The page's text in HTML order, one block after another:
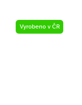
Vyrobeno v ČR